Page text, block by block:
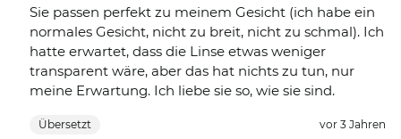
Sie passen perfekt zu meinem Gesicht (ich habe ein
normales Gesicht, nicht zu breit, nicht zu schmal). Ich
hatte erwartet, dass die Linse etwas weniger
transparent wäre, aber das hat nichts zu tun, nur
meine Erwartung. Ich liebe sie so, wie sie sind.
Übersetzt vor 3 Jahren